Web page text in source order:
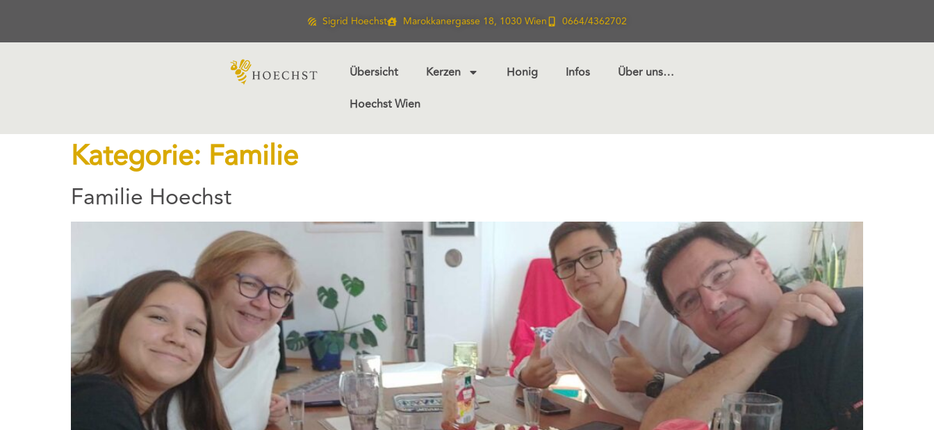
Sigrid Hoechst Marokkanergasse 18, 1030 Wien 0664/4362702
Übersicht Kerzen Honig Infos
Über uns…
Hoechst Wien
Kategorie: Familie
Familie Hoechst